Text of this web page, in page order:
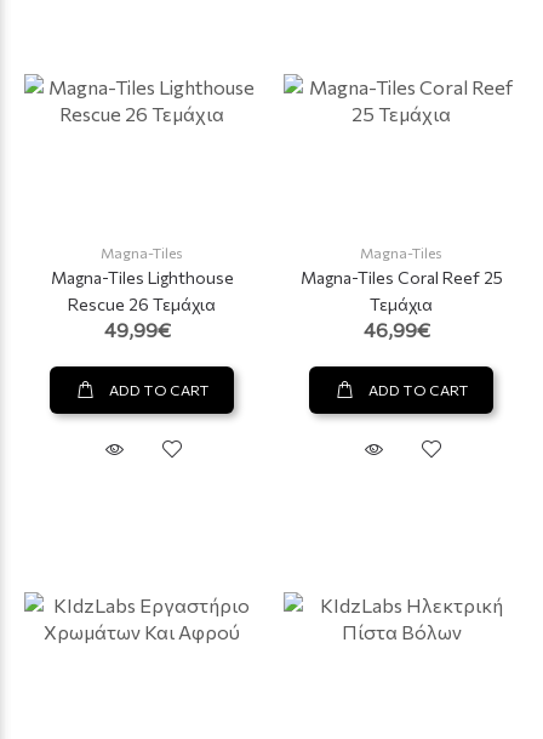
Magna-Tiles
Magna-Tiles Lighthouse
Rescue 26 Τεμάχια
49,99€
ADD TO CART
Magna-Tiles
Magna-Tiles Coral Reef 25
Τεμάχια
46,99€
ADD TO CART